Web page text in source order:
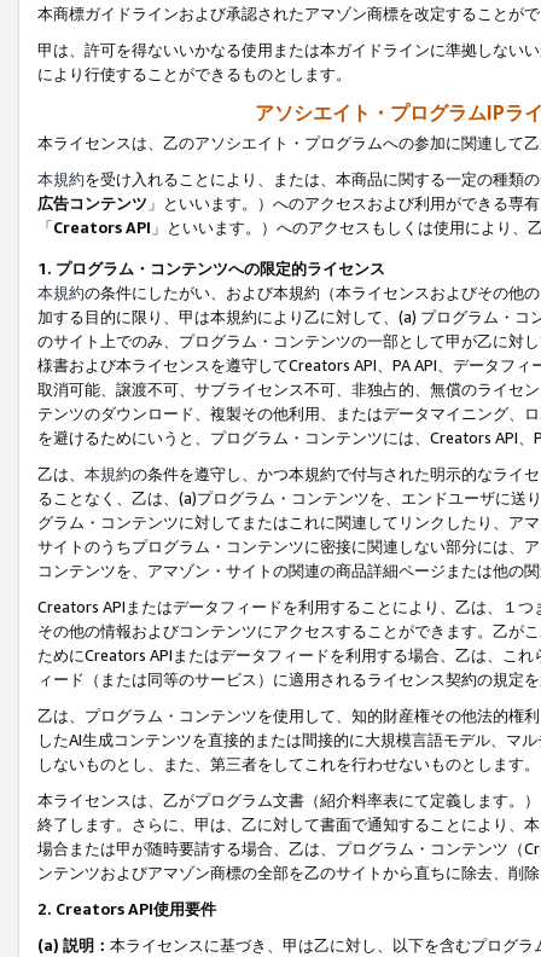
本商標ガイドラインおよび承認されたアマゾン商標を改定することが
甲は、許可を得ないいかなる使用または本ガイドラインに準拠しない
により行使することができるものとします。
アソシエイト・プログラムIPラ
本ライセンスは、乙のアソシエイト・プログラムへの参加に関連して
本規約を受け入れることにより、または、本商品に関する一定の種類
広告コンテンツ 」といいます。）へのアクセスおよび利用ができる専
「Creators API 」といいます。）へのアクセスもしくは使用により
1. プログラム・コンテンツへの限定的ライセンス
本規約の条件にしたがい、および本規約（本ライセンスおよびその他
加する目的に限り、甲は本規約により乙に対して、(a) プログラム・
のサイト上でのみ、プログラム・コンテンツの一部として甲が乙に対
様書および本ライセンスを遵守してCreators API、PA API、データフ
取消可能、譲渡不可、サブライセンス不可、非独占的、無償のライセ
テンツのダウンロード、複製その他利用、またはデータマイニング、
を避けるためにいうと、プログラム・コンテンツには、Creators API
乙は、 本規約の条件を遵守し、かつ本規約で付与された明示的なライ
ることなく、乙は、(a)プログラム・コンテンツを、エンドユーザに
グラム・コンテンツに対してまたはこれに関連してリンクしたり、ア
サイトのうちプログラム・コンテンツに密接に関連しない部分には、
コンテンツを、アマゾン・サイトの関連の商品詳細ページまたは他の
Creators APIまたはデータフィードを利用することにより、乙は、１
その他の情報およびコンテンツにアクセスすることができます。乙が
ためにCreators APIまたはデータフィードを利用する場合、乙は、こ
ィード（または同等のサービス）に適用されるライセンス契約の規定
乙は、プログラム・コンテンツを使用して、知的財産権その他法的権
したAI生成コンテンツを直接的または間接的に大規模言語モデル、マ
しないものとし、また、第三者をしてこれを行わせないものとします。
本ライセンスは、乙がプログラム文書（紹介料率表にて定義します。
終了します。さらに、甲は、乙に対して書面で通知することにより、
場合または甲が随時要請する場合、乙は、プログラム・コンテンツ（
ンテンツおよびアマゾン商標の全部を乙のサイトから直ちに除去、削
2. Creators API使用要件
(a) 説明： 本ライセンスに基づき、甲は乙に対し、以下を含むプログ